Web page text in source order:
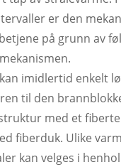
er den
på grunn av
imidlertid enkelt
til den
med et
fiberduk. Ulike
kan velges i